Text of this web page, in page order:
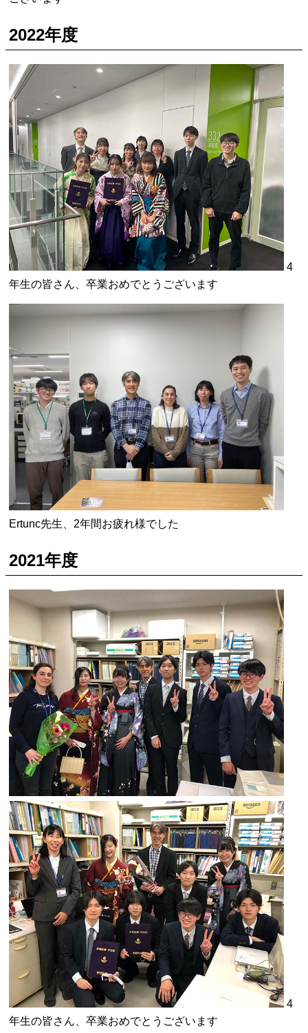
2022年度
4
年生の皆さん、卒業おめでとうございます
Ertunc先生、2年間お疲れ様でした
2021年度
4
年生の皆さん、卒業おめでとうございます